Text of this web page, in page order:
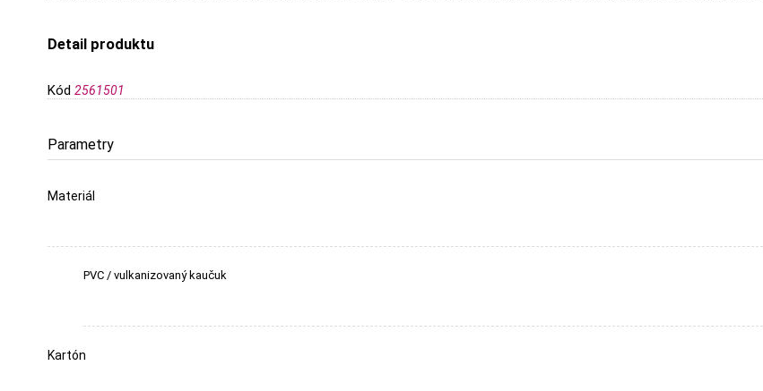
Detail produktu
Kód 2561501
Parametry
Materiál
PVC / vulkanizovaný kaučuk
Kartón